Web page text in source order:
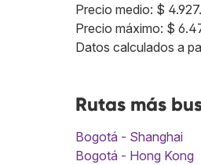
Precio medio: $
Precio máximo: $
Datos calculados a
Rutas más
Bogotá - Shanghai
Bogotá - Hong Kong